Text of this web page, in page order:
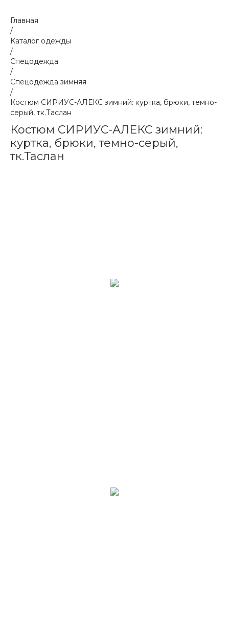
Главная
/
Каталог одежды
/
Спецодежда
/
Спецодежда зимняя
/
Костюм СИРИУС-АЛЕКС зимний: куртка, брюки, темно-
серый, тк.Таслан
Костюм СИРИУС-АЛЕКС зимний:
куртка, брюки, темно-серый,
тк.Таслан